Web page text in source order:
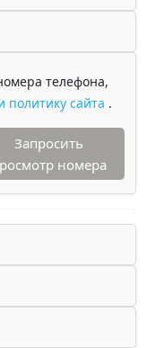
телефона,
политику сайта .
Запросить
номера